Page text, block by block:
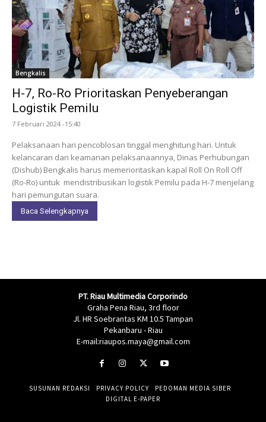
Bengkalis
H-7, Ro-Ro Prioritaskan Penyeberangan
Logistik Pemilu
7 Februari 2024 -15:40
Pelaksanaan hari pencoblosan tinggal menghitung hari. Untuk
kelancaran dan keamanan pelaksanaannya, Dinas Perhubungan
(Dishub) Bengkalis harus memerioritaskan kapal Roll On Roll Off
(Ro-Ro) untuk mendistribusikan logistik Pemilu pada H-7 menjelang
hari pemungutan suara.
Baca Selengkapnya
PT. Riau Multimedia Corporindo
Graha Pena Riau, 3rd floor
Jl. HR Soebrantas KM 10.5 Tampan
Pekanbaru - Riau
E-mail:riaupos.maya@gmail.com
SUSUNAN REDAKSI PRIVACY POLICY
PEDOMAN MEDIA SIBER
DIGITAL E-PAPER